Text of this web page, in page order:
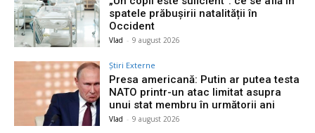
spatele prăbușirii natalității în
Occident
Vlad - 9 august 2026
Știri Externe
Presa americană: Putin ar putea testa
NATO printr-un atac limitat asupra
unui stat membru în următorii ani
Vlad - 9 august 2026